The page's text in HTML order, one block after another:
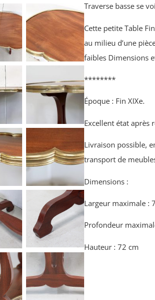
Traverse basse se
Cette petite Table
au milieu d’une
faibles Dimensions
********
Époque : Fin XIXe.
Excellent état après
Livraison possible,
transport de
Dimensions :
Largeur maximale :
Profondeur
Hauteur : 72 cm